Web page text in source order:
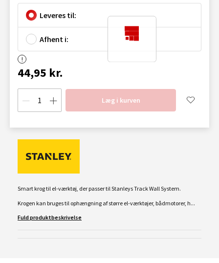
Leveres til:
Afhent i:
44,95 kr.
Læg i kurven
Smart krog til el-værktøj, der passer til Stanleys Track Wall System.
Krogen kan bruges til ophængning af større el-værktøjer, bådmotorer, h...
Fuld produktbeskrivelse